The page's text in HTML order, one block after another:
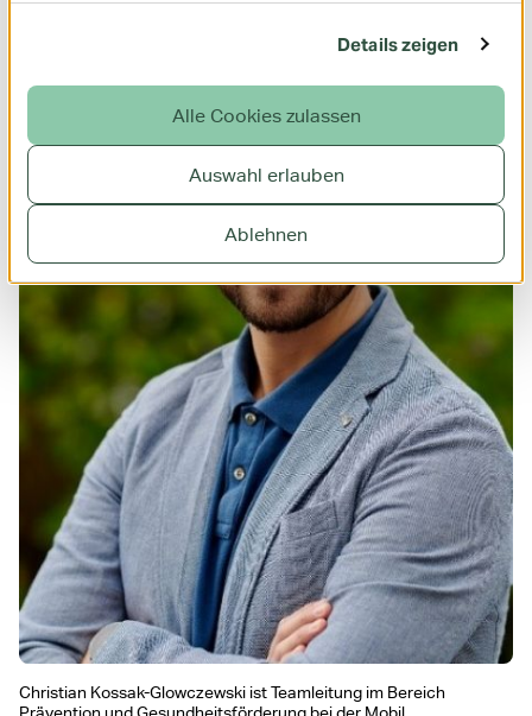
Details zeigen
Alle Cookies zulassen
Auswahl erlauben
Ablehnen
Christian Kossak-Glowczewski ist Teamleitung im Bereich
Prävention und Gesundheitsförderung bei der Mobil